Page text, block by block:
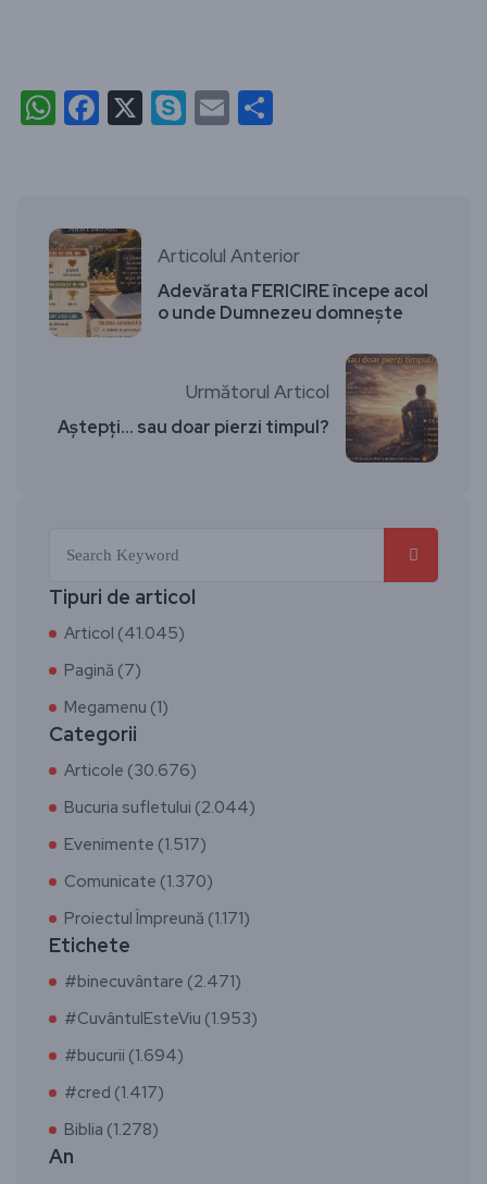
WhatsApp
Facebook
X Skype
Email
Articolul Anterior
Adevărata FERICIRE începe acol
o unde Dumnezeu domnește
Următorul Articol
Aștepți… sau doar pierzi timpul?
Tipuri de articol
Articol (41.045)
Pagină (7)
Megamenu (1)
Categorii
Articole (30.676)
Bucuria sufletului (2.044)
Evenimente (1.517)
Comunicate (1.370)
Proiectul Împreună (1.171)
Etichete
#binecuvântare (2.471)
#CuvântulEsteViu (1.953)
#bucurii (1.694)
#cred (1.417)
Biblia (1.278)
An